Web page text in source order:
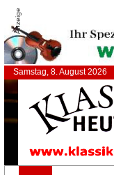
Anzeige
Samstag, 8. August 2026